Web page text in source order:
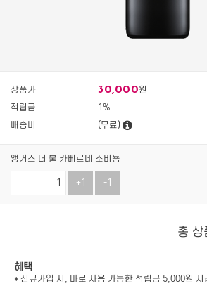
상품가 30,000원
적립금
1%
배송비
(무료)
앵거스 더 불 카베르네 소비뇽
+1 -1
총 상
혜택
* 신규가입 시, 바로 사용 가능한 적립금 5,000원 지